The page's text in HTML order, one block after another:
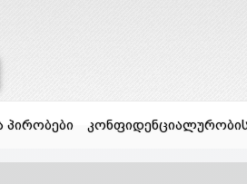
პირობები